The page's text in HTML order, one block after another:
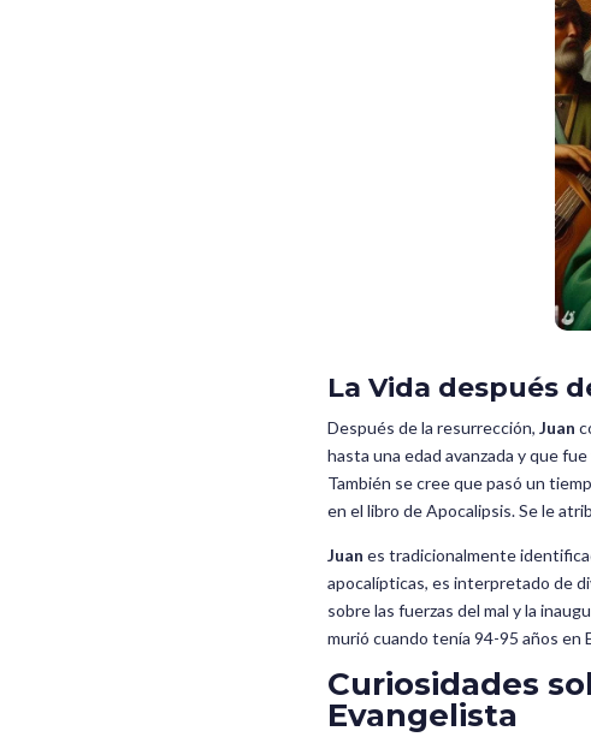
La Vida después
Después de la resurrección, Juan
hasta una edad avanzada y que
También se cree que pasó un
en el libro de Apocalipsis. Se le
Juan es tradicionalmente
apocalípticas, es interpretado de
sobre las fuerzas del mal y la
murió cuando tenía 94-95 años en
Curiosidades
Evangelista